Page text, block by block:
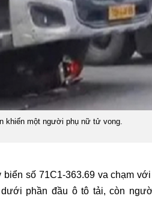
khiến một người phụ nữ tử vong.
số 71C1-363.69 va chạm
phần đầu ô tô tải, còn